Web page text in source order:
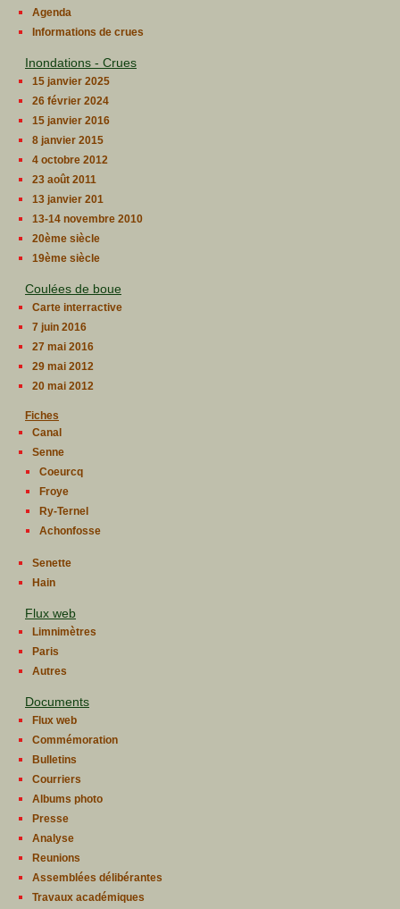
Agenda
Informations de crues
Inondations - Crues
15 janvier 2025
26 février 2024
15 janvier 2016
8 janvier 2015
4 octobre 2012
23 août 2011
13 janvier 201
13-14 novembre 2010
20ème siècle
19ème siècle
Coulées de boue
Carte interractive
7 juin 2016
27 mai 2016
29 mai 2012
20 mai 2012
Fiches
Canal
Senne
Coeurcq
Froye
Ry-Ternel
Achonfosse
Senette
Hain
Flux web
Limnimètres
Paris
Autres
Documents
Flux web
Commémoration
Bulletins
Courriers
Albums photo
Presse
Analyse
Reunions
Assemblées délibérantes
Travaux académiques